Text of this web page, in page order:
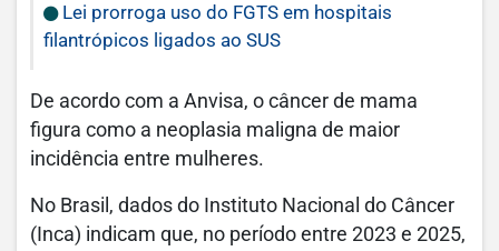
Lei prorroga uso do FGTS em hospitais
filantrópicos ligados ao SUS
De acordo com a Anvisa, o câncer de mama
figura como a neoplasia maligna de maior
incidência entre mulheres.
No Brasil, dados do Instituto Nacional do Câncer
(Inca) indicam que, no período entre 2023 e 2025,